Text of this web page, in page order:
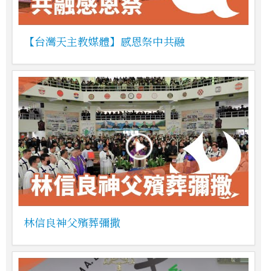
【台灣天主教媒體】感恩祭中共融
林信良神父殯葬彌撒